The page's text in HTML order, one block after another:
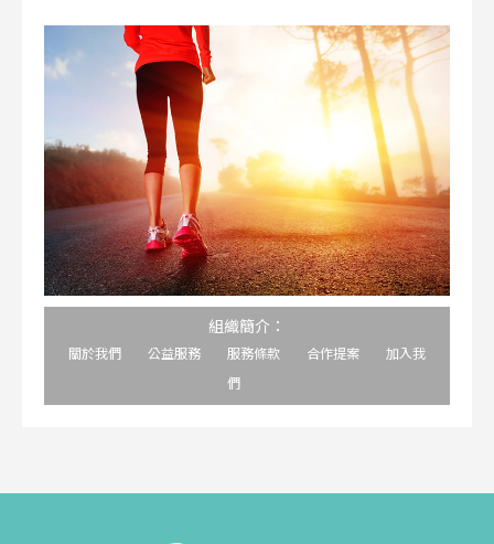
組織簡介：
關於我們 公益服務 服務條款 合作提案
加入我
們